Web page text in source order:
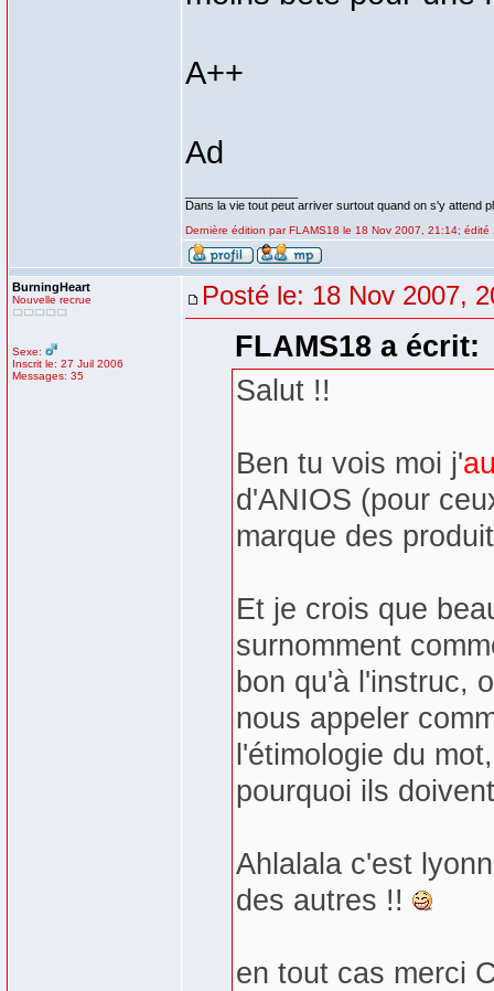
A++
Ad
Dans la vie tout peut arriver surtout quand on s'y attend
Dernière édition par FLAMS18 le 18 Nov 2007, 21:14; édité
BurningHeart
Nouvelle recrue
Sexe:
Inscrit le: 27 Juil 2006
Messages: 35
Posté le: 18 Nov 2007,
FLAMS18 a écrit:
Salut !!
Ben tu vois moi j'
d'ANIOS (pour
marque des
Et je crois que
surnomment
bon qu'à l'instruc,
nous appeler
l'étimologie du
pourquoi ils
Ahlalala c'est
des autres !!
en tout cas merci